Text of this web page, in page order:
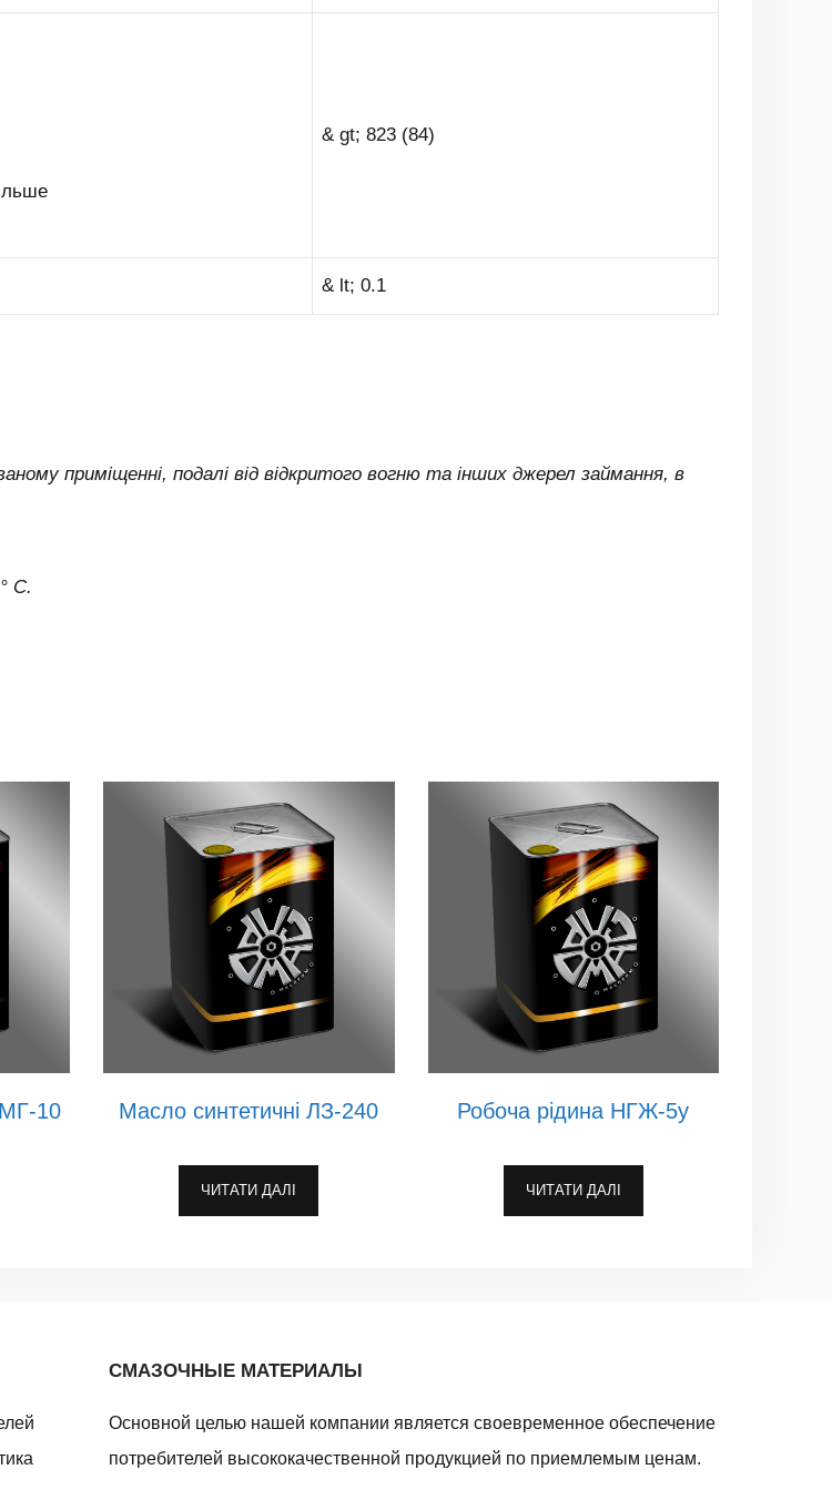
& gt; 823 (84)
& lt; 0.1
приміщенні, подалі від відкритого вогню та інших джерел займання, в
C.
10 Масло синтетичні ЛЗ-240
ЧИТАТИ ДАЛІ
Робоча рідина НГЖ-5у
ЧИТАТИ ДАЛІ
СМАЗОЧНЫЕ МАТЕРИАЛЫ
Основной целью нашей компании является своевременное обеспечение
потребителей высококачественной продукцией по приемлемым ценам.